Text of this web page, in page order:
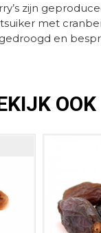
zijn
met
en
per 100 g
0.6
OOK